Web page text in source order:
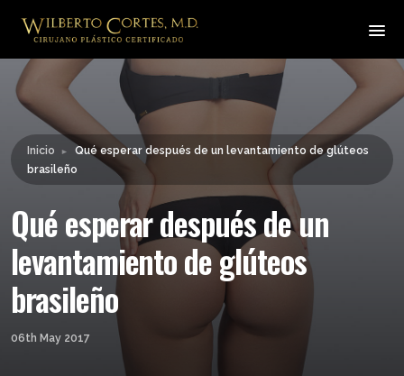
Leyendo: Qué esperar después de un
levantamiento de glúteos
Inicio ►
Qué esperar después de un levantamiento de glúteos
brasileño
Qué esperar después de un
levantamiento de glúteos
brasileño
06th May 2017